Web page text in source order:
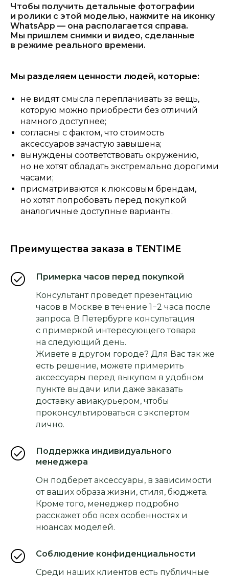
Чтобы получить детальные фотографии
и ролики с этой моделью, нажмите на иконку
WhatsApp — она располагается справа.
Мы пришлем снимки и видео, сделанные
в режиме реального времени.
Мы разделяем ценности людей, которые:
не видят смысла переплачивать за вещь,
которую можно приобрести без отличий
намного доступнее;
согласны с фактом, что стоимость
аксессуаров зачастую завышена;
вынуждены соответствовать окружению,
но не хотят обладать экстремально дорогими
часами;
присматриваются к люксовым брендам,
но хотят попробовать перед покупкой
аналогичные доступные варианты.
Преимущества заказа в TENTIME
Примерка часов перед покупкой
Консультант проведет презентацию
часов в Москве в течение 1−2 часа после
запроса. В Петербурге консультация
с примеркой интересующего товара
на следующий день.
Живете в другом городе? Для Вас так же
есть решение, можете примерить
аксессуары перед выкупом в удобном
пункте выдачи или даже заказать
доставку авиакурьером, чтобы
проконсультироваться с экспертом
лично.
Поддержка индивидуального
менеджера
Он подберет аксессуары, в зависимости
от ваших образа жизни, стиля, бюджета.
Кроме того, менеджер подробно
расскажет обо всех особенностях и
нюансах моделей.
Соблюдение конфиденциальности
Среди наших клиентов есть публичные